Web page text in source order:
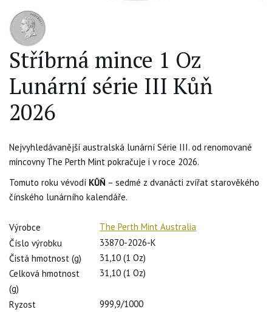
Stříbrná mince 1 Oz
Lunární série III Kůň
2026
Nejvyhledávanější australská lunární Série III. od renomované
mincovny The Perth Mint pokračuje i v roce 2026.
Tomuto roku vévodí KŮŇ – sedmé z dvanácti zvířat starověkého
čínského lunárního kalendáře.
Výrobce
The Perth Mint Australia
Číslo výrobku
33870-2026-K
Čistá hmotnost (g)
31,10 (1 Oz)
Celková hmotnost
(g)
31,10 (1 Oz)
Ryzost
999,9/1000